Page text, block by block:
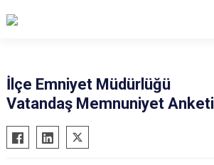
Ayancık
Boyabat
İlçe Emniyet Müdürlüğü
Vatandaş Memnuniyet Anketi